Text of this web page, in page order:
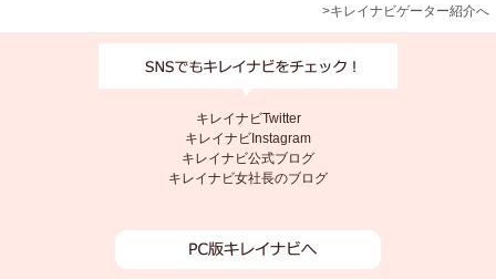
>キレイナビゲーター紹介へ
キレイナビTwitter
キレイナビInstagram
キレイナビ公式ブログ
キレイナビ女社長のブログ